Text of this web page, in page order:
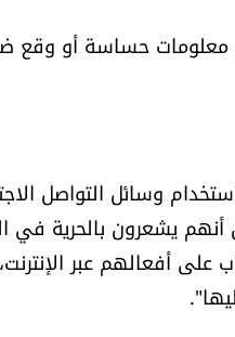
حساسة أو وقع
وسائل التواصل
يشعرون بالحرية
أفعالهم عبر